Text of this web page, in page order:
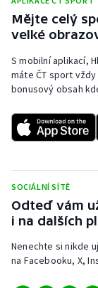
Mějte celý
velké
S mobilní aplikací,
máte ČT sport
bonusový obsah
SOCIÁLNÍ SÍTĚ
Odteď vám
i na dalších
Nenechte si nikde
na Facebooku, X,